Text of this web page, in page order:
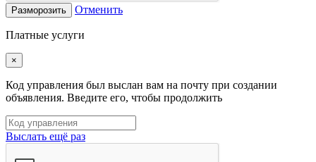
Разморозить Отменить
Платные услуги
×
Код управления был выслан вам на почту при создании
объявления. Введите его, чтобы продолжить
Выслать ещё раз